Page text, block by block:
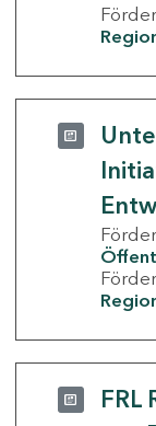
FRL